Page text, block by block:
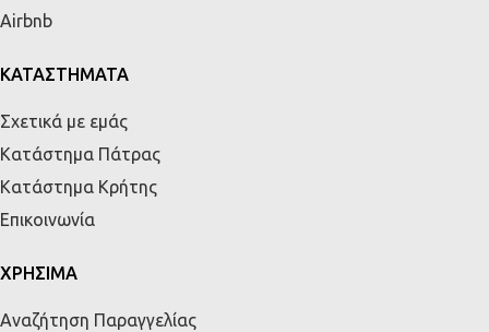
Airbnb
ΚΑΤΑΣΤΗΜΑΤΑ
Σχετικά με εμάς
Κατάστημα Πάτρας
Κατάστημα Κρήτης
Επικοινωνία
ΧΡΗΣΙΜΑ
Αναζήτηση Παραγγελίας